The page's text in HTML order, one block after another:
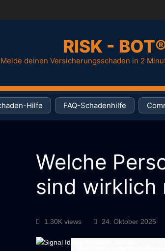
RISK -
Melde deinen Versicherungsschaden in 2
Hilfe FAQ-Schadenhilfe
Welche
sind wirklich
1.30K views 24. Oktober 2025